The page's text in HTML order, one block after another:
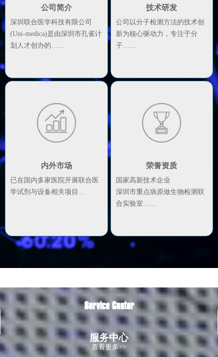
公司简介
深圳联合医学科技有限公司
(Uni-medica)是由深圳市孔雀计
划人才创办的……
技术研发
公司以分子检测方法的技术创
新为核心驱动力，专注于分
子……
内外市场
已在国内多家医院开展联合医
学试剂与设备相关项目...
荣誉资质
国家高新技术企业
深圳市重点病原做生物检测联
合实验室……
Service Center
服务中心
查看更多>>